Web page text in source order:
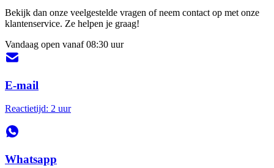
Bekijk dan onze veelgestelde vragen of neem contact op met onze
klantenservice. Ze helpen je graag!
Vandaag open vanaf 08:30 uur
E-mail
Reactietijd: 2 uur
Whatsapp